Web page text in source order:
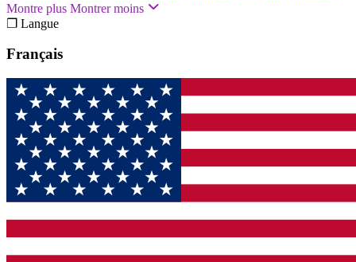
Montre plus Montrer moins
❐ Langue
Français